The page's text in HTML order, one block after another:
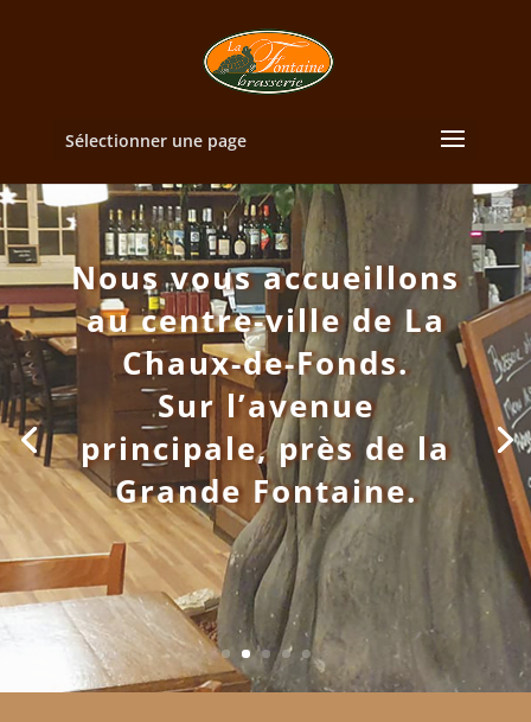
Sélectionner une page
Endroit
incontournable pour
les amoureux de bière
de goût.